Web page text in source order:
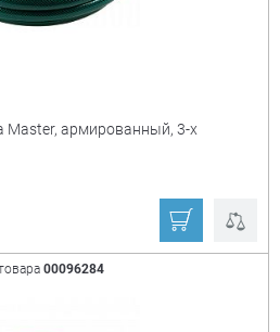
Ledeme
армированный, 3-х
00096284